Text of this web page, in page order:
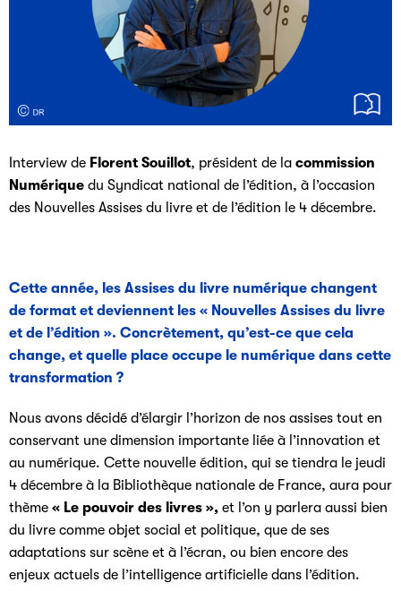
Interview de Florent Souillot, président de la commission
Numérique du Syndicat national de l’édition, à l’occasion
des Nouvelles Assises du livre et de l’édition le 4 décembre.
Cette année, les Assises du livre numérique changent
de format et deviennent les « Nouvelles Assises du livre
et de l’édition ». Concrètement, qu’est-ce que cela
change, et quelle place occupe le numérique dans cette
transformation ?
Nous avons décidé d’élargir l’horizon de nos assises tout en
conservant une dimension importante liée à l’innovation et
au numérique. Cette nouvelle édition, qui se tiendra le jeudi
4 décembre à la Bibliothèque nationale de France, aura pour
thème « Le pouvoir des livres », et l’on y parlera aussi bien
du livre comme objet social et politique, que de ses
adaptations sur scène et à l’écran, ou bien encore des
enjeux actuels de l’intelligence artificielle dans l’édition.